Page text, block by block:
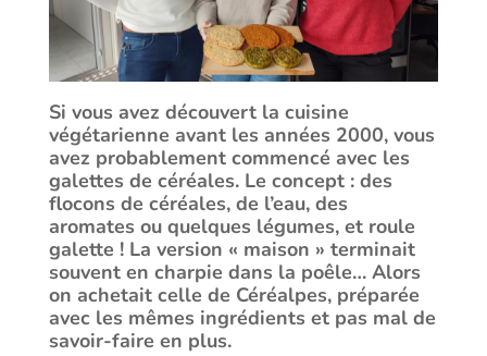
Si vous avez découvert la cuisine
végétarienne avant les années 2000, vous
avez probablement commencé avec les
galettes de céréales. Le concept : des
flocons de céréales, de l’eau, des
aromates ou quelques légumes, et roule
galette ! La version « maison » terminait
souvent en charpie dans la poêle… Alors
on achetait celle de Céréalpes, préparée
avec les mêmes ingrédients et pas mal de
savoir-faire en plus.